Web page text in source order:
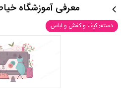
معرفی آموزشگاه
دسته: کیف و کفش و لباس